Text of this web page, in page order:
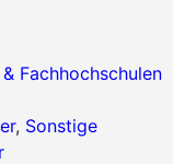
Fachhochschulen
, Sonstige